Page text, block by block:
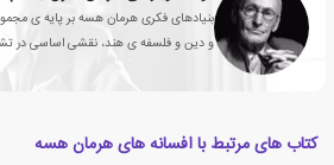
بنیادهای فکری هرمان هسه بر پایه ی
و دین و فلسفه ی هند، نقشی اساسی در
کتاب های مرتبط با افسانه های هرمان هسه